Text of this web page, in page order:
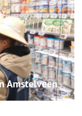
Amstelveen